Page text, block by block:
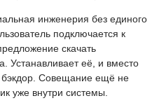
инженерия без единого
подключается к
скачать
Устанавливает её, и вместо
бэкдор. Совещание ещё не
уже внутри системы.